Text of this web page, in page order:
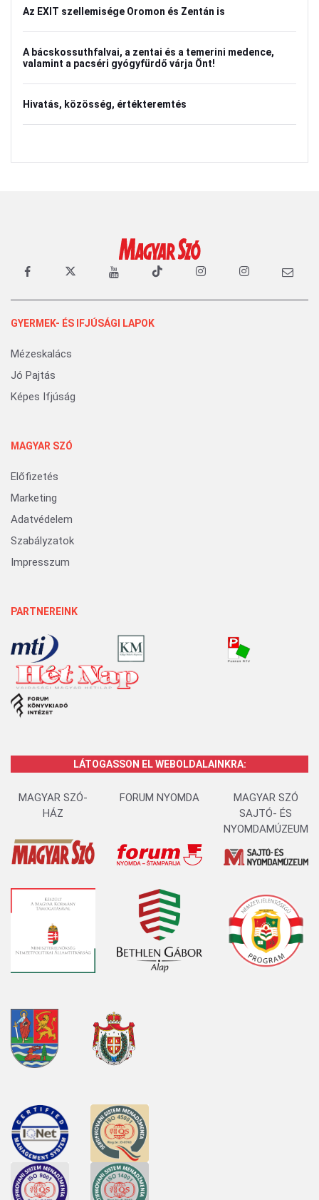
Az EXIT szellemisége Oromon és Zentán is
A bácskossuthfalvai, a zentai és a temerini medence,
valamint a pacséri gyógyfürdő várja Önt!
Hivatás, közösség, értékteremtés
GYERMEK- ÉS IFJÚSÁGI LAPOK
Mézeskalács
Jó Pajtás
Képes Ifjúság
MAGYAR SZÓ
Előfizetés
Marketing
Adatvédelem
Szabályzatok
Impresszum
PARTNEREINK
LÁTOGASSON EL WEBOLDALAINKRA:
MAGYAR SZÓ-
HÁZ
FORUM NYOMDA
MAGYAR SZÓ
SAJTÓ- ÉS
NYOMDAMÚZEUM